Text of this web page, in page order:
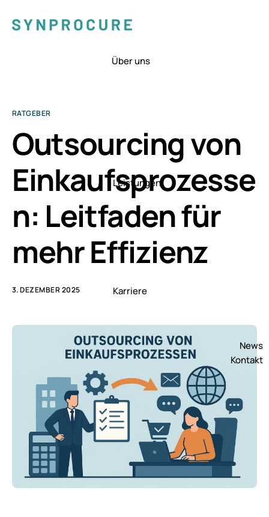
Über uns
Leistungen
Karriere
News
Kontakt
RATGEBER
Outsourcing von
Einkaufsprozesse
n: Leitfaden für
mehr Effizienz
3. DEZEMBER 2025